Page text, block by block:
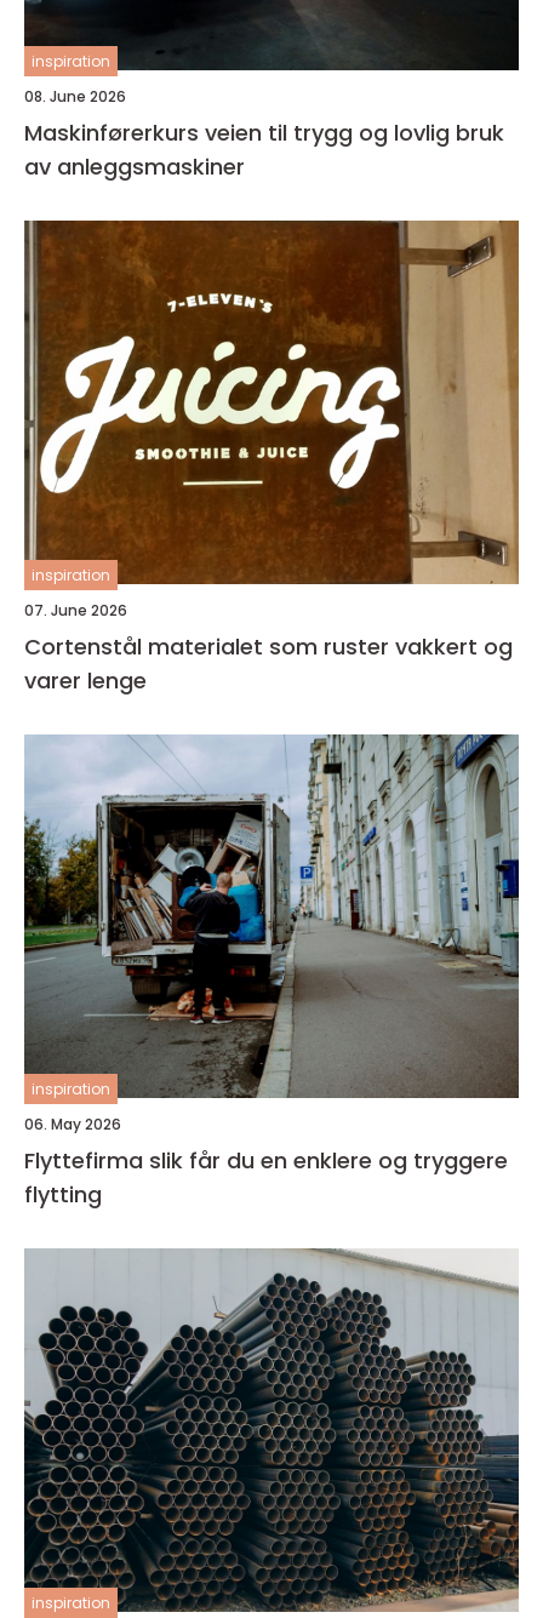
inspiration
08. June 2026
Maskinførerkurs veien til trygg og lovlig bruk
av anleggsmaskiner
inspiration
07. June 2026
Cortenstål materialet som ruster vakkert og
varer lenge
inspiration
06. May 2026
Flyttefirma slik får du en enklere og tryggere
flytting
inspiration